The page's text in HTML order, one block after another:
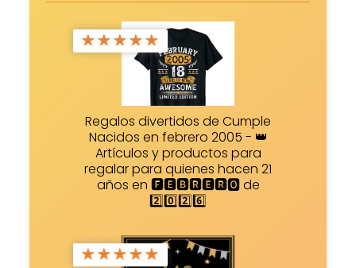
★★★★★
Regalos divertidos de Cumple
Nacidos en febrero 2005 - 👑
Artículos y productos para
regalar para quienes hacen 21
años en 🅵🅴🅱🆁🅴🆁🅾 de
2️⃣0️⃣2️⃣6️⃣
★★★★★